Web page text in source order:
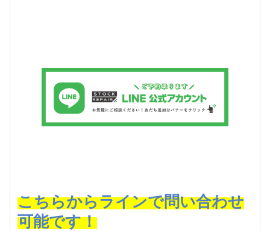
こちらからラインで問い合わせ
可能です！